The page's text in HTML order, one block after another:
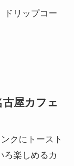
ドリップコー
屋カフェ
クにトースト
ろ楽しめるカ